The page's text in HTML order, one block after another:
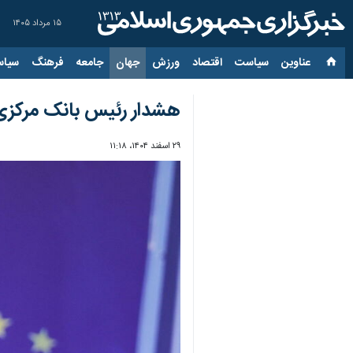
۱۵ مرداد ۱۴۰۵
عناوین‌ سیاست اقتصاد ورزش جهان جامعه فرهنگ
هشدار رئیس بانک مرکزی
۲۹ اسفند ۱۴۰۴، ۱۱:۱۸